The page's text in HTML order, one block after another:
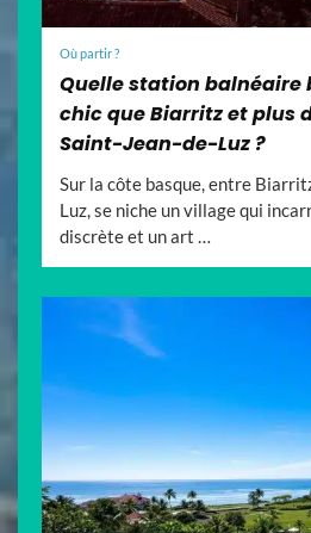
Où partir ?
Quelle station balnéaire
chic que Biarritz et plus
Saint-Jean-de-Luz ?
Sur la côte basque, entre
Luz, se niche un village qui
discrète et un art …